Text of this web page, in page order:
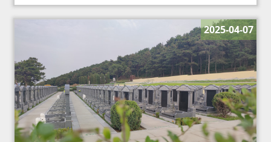
益，沈阳公墓在进行骨灰收取前，通常会进行一系列严格的审
查程序。下面将详细介绍沈阳公墓在骨灰收
2025-04-07